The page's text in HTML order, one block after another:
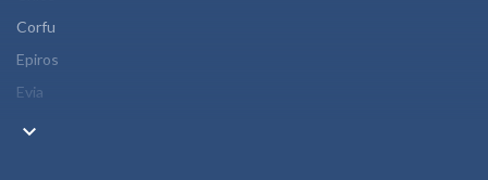
Corfu
Epiros
Evia
keyboard_arrow_down